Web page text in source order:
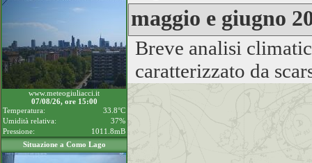
www.meteogiuliacci.it
07/08/26, ore 15:00
Temperatura:
33.8°C
Umidità relativa:
37%
Pressione:
1011.8mB
Situazione a Como Lago
maggio e giugno
Breve analisi
caratterizzato da